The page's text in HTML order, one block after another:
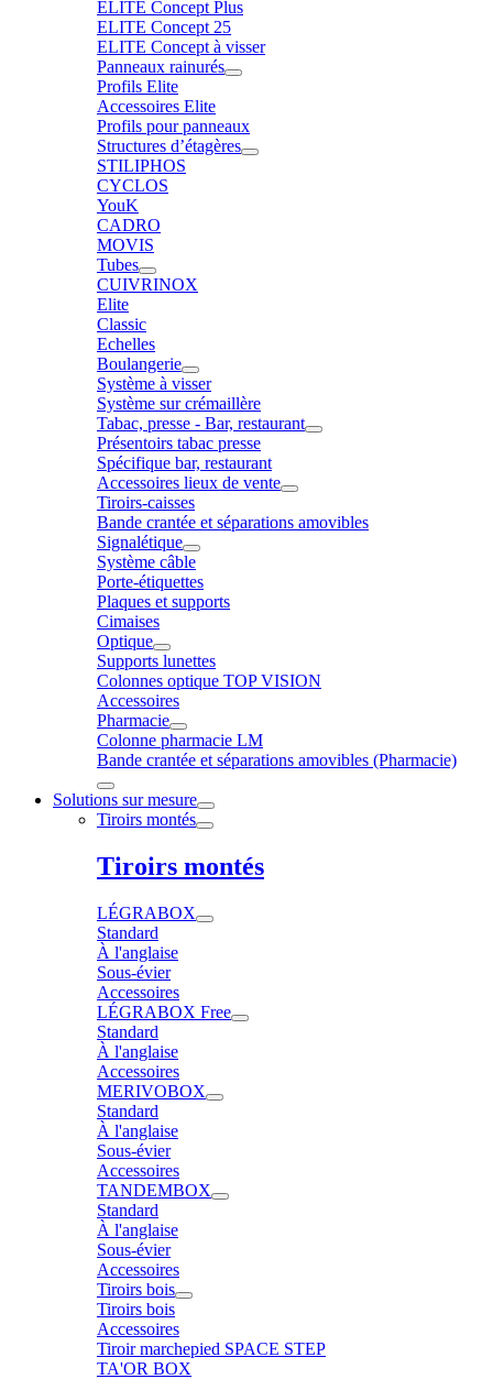
ELITE Concept Plus
ELITE Concept 25
ELITE Concept à visser
Panneaux rainurés
Profils Elite
Accessoires Elite
Profils pour panneaux
Structures d’étagères
STILIPHOS
CYCLOS
YouK
CADRO
MOVIS
Tubes
CUIVRINOX
Elite
Classic
Echelles
Boulangerie
Système à visser
Système sur crémaillère
Tabac, presse - Bar, restaurant
Présentoirs tabac presse
Spécifique bar, restaurant
Accessoires lieux de vente
Tiroirs-caisses
Bande crantée et séparations amovibles
Signalétique
Système câble
Porte-étiquettes
Plaques et supports
Cimaises
Optique
Supports lunettes
Colonnes optique TOP VISION
Accessoires
Pharmacie
Colonne pharmacie LM
Bande crantée et séparations amovibles (Pharmacie)
Solutions sur mesure
Tiroirs montés
Tiroirs montés
LÉGRABOX
Standard
À l'anglaise
Sous-évier
Accessoires
LÉGRABOX Free
Standard
À l'anglaise
Accessoires
MERIVOBOX
Standard
À l'anglaise
Sous-évier
Accessoires
TANDEMBOX
Standard
À l'anglaise
Sous-évier
Accessoires
Tiroirs bois
Tiroirs bois
Accessoires
Tiroir marchepied SPACE STEP
TA'OR BOX